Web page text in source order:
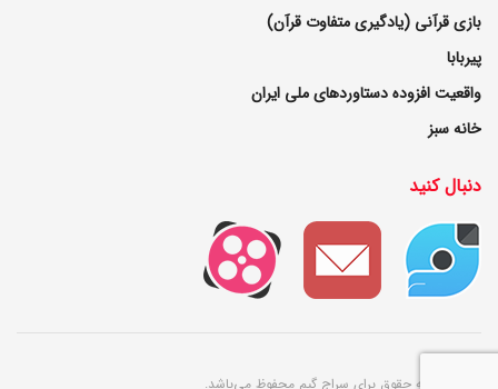
بازی قرآنی (یادگیری متفاوت قرآن)
پیربابا
واقعیت افزوده دستاوردهای ملی ایران
خانه سبز
دنبال کنید